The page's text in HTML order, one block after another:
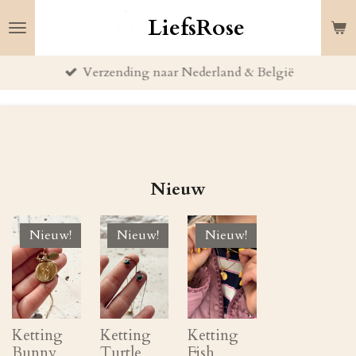
hoofdinhoud
LiefsRose
Verzending naar Nederland & België
Nieuw
Nieuw!
Ketting
Nieuw!
Ketting
Nieuw!
Ketting